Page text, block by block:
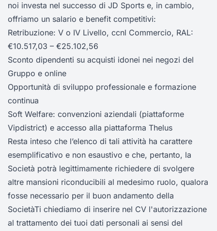
noi investa nel successo di JD Sports e, in cambio,
offriamo un salario e benefit competitivi:
Retribuzione: V o IV Livello, ccnl Commercio, RAL:
€10.517,03 – €25.102,56
Sconto dipendenti su acquisti idonei nei negozi del
Gruppo e online
Opportunità di sviluppo professionale e formazione
continua
Soft Welfare: convenzioni aziendali (piattaforme
Vipdistrict) e accesso alla piattaforma Thelus
Resta inteso che l’elenco di tali attività ha carattere
esemplificativo e non esaustivo e che, pertanto, la
Società potrà legittimamente richiedere di svolgere
altre mansioni riconducibili al medesimo ruolo, qualora
fosse necessario per il buon andamento della
SocietàTi chiediamo di inserire nel CV l'autorizzazione
al trattamento dei tuoi dati personali ai sensi del